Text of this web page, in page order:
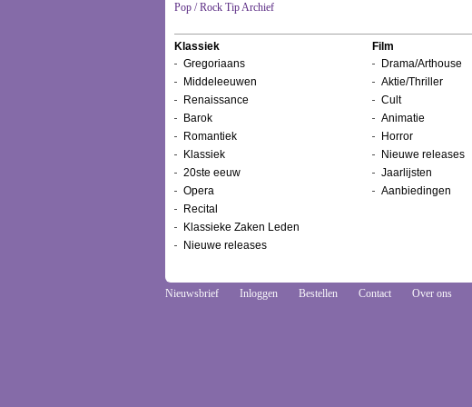
Pop / Rock Tip Archief
Klassiek
Gregoriaans
Middeleeuwen
Renaissance
Barok
Romantiek
Klassiek
20ste eeuw
Opera
Recital
Klassieke Zaken Leden
Nieuwe releases
Film
Drama/Arthouse
Aktie/Thriller
Cult
Animatie
Horror
Nieuwe releases
Jaarlijsten
Aanbiedingen
Nieuwsbrief Inloggen Bestellen Contact Over ons